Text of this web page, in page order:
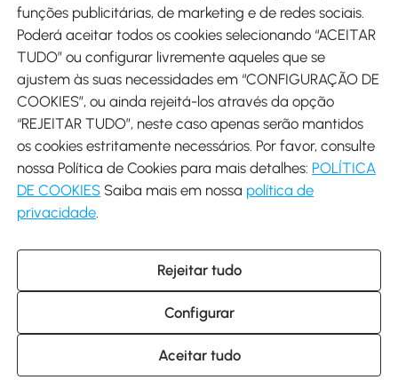
Envio
Descarregar Aosom App
Google Play
+34 931 294 512 (Seg-Sex das 7:30 às 16:30h)
info@aosom.pt
C/ Roc Gros, nº 15. 08550 Els Hostalets de Balenyà (Barcelona),
Espanha
© 2014-2026 SPANISH AOSOM SL (NIF: B66295775) Todos os
funções publicitárias, de marketing e de redes sociais.
Poderá aceitar todos os cookies selecionando “ACEITAR
TUDO” ou configurar livremente aqueles que se
ajustem às suas necessidades em “CONFIGURAÇÃO DE
COOKIES”, ou ainda rejeitá-los através da opção
“REJEITAR TUDO”, neste caso apenas serão mantidos
os cookies estritamente necessários. Por favor, consulte
nossa Política de Cookies para mais detalhes: POLÍTICA
DE COOKIES Saiba mais em nossa política de
privacidade
Rejeitar tudo
Configurar
Aceitar tudo